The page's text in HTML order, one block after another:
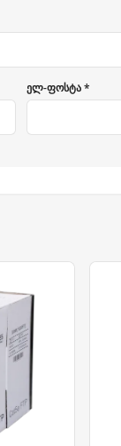
ელ-ფოსტა *